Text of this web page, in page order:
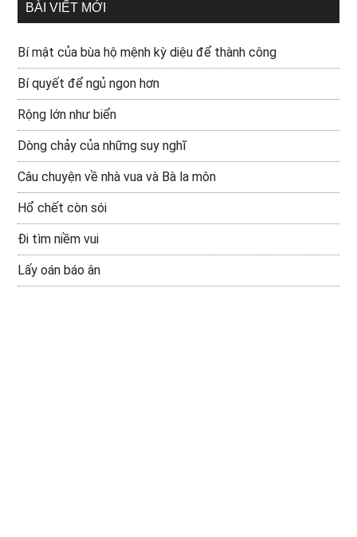
BÀI VIẾT MỚI
Bí mật của bùa hộ mệnh kỳ diệu để thành công
Bí quyết để ngủ ngon hơn
Rộng lớn như biển
Dòng chảy của những suy nghĩ
Câu chuyện về nhà vua và Bà la môn
Hổ chết còn sói
Đi tìm niềm vui
Lấy oán báo ân